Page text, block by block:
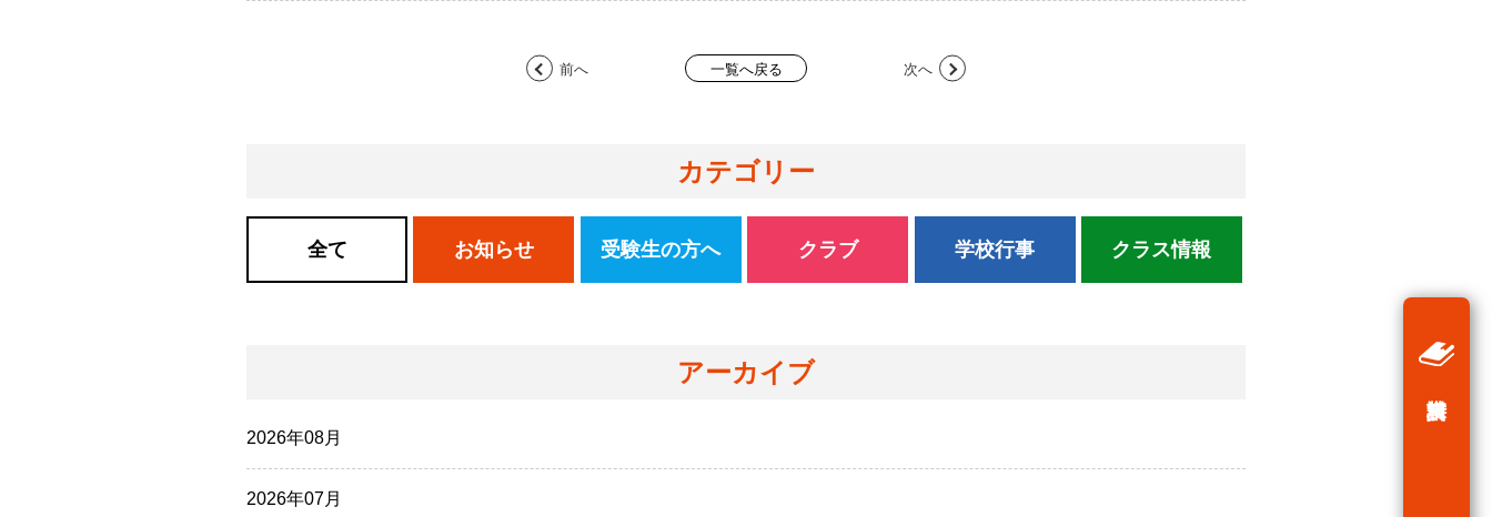
前へ 一覧へ戻る 次へ
カテゴリー
全て お知らせ 受験生の方へ クラブ 学校行事 クラス情報
アーカイブ
2026年08月
2026年07月